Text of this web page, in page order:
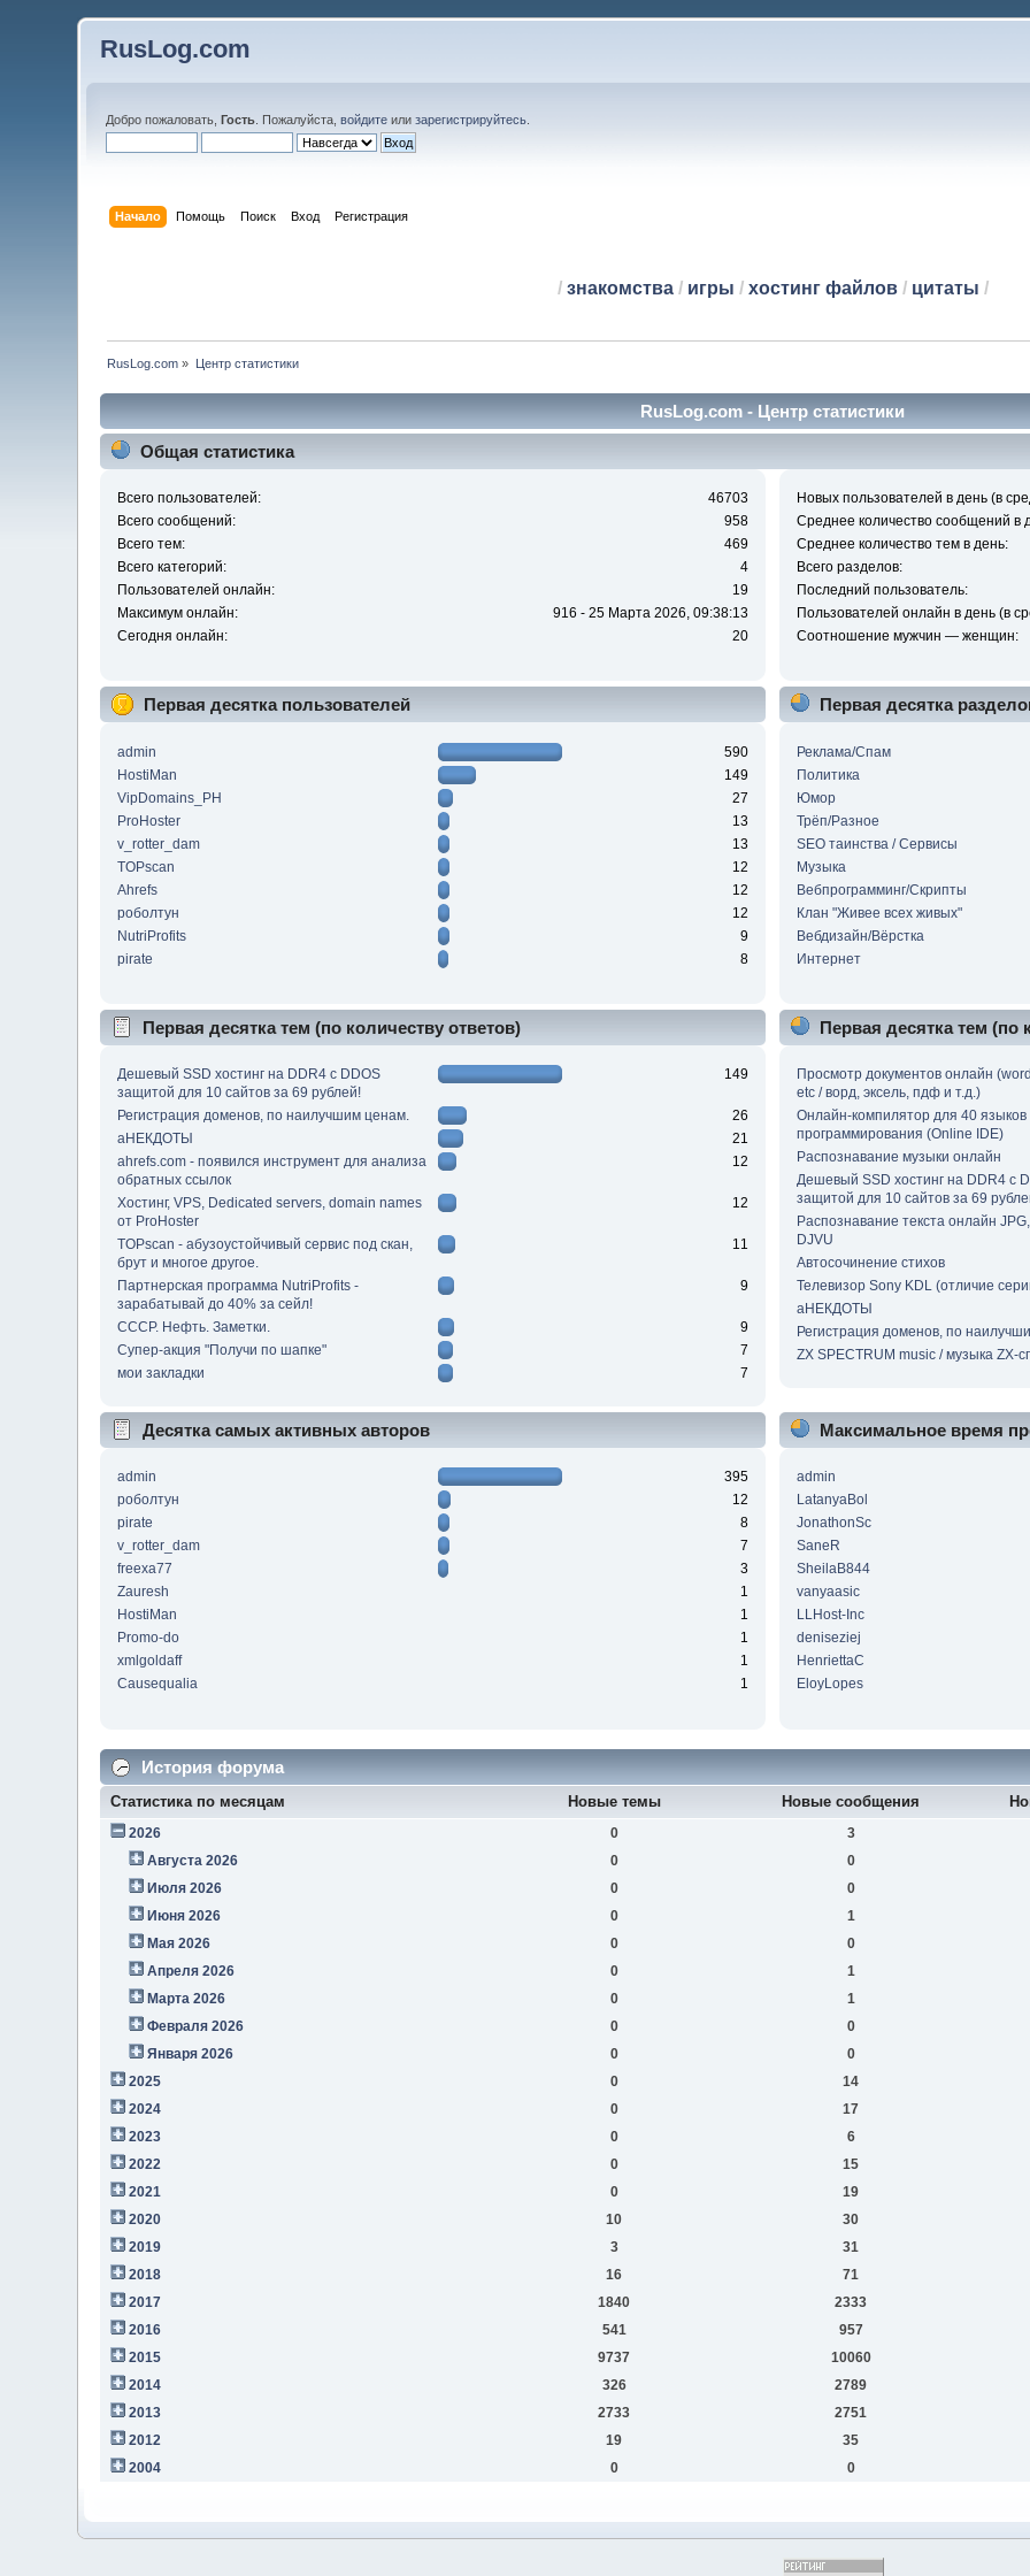
RusLog.com
Добро пожаловать,Гость . Пожалуйста,войдите илизарегистрируйтесь
Начало Помощь Поиск Вход Регистрация
/ знакомства/ игры / хостинг файлов/ цитаты /
RusLog.com » Центр статистики
RusLog.com - Центр статистики
Общая статистика
Всего пользователей:
46703
Всего сообщений:
958
Всего тем:
469
Всего категорий:
4
Пользователей онлайн:
19
Максимум онлайн:
916 - 25 Марта 2026, 09:38:13
Сегодня онлайн:
20
Новых пользователей в день (в
Среднее количество сообщений в
Среднее количество тем в день:
Всего разделов:
Последний пользователь:
Пользователей онлайн в день (в
Соотношение мужчин — женщин:
Первая десятка пользователей
admin
590
HostiMan
149
VipDomains_PH
27
ProHoster
13
v_rotter_dam
13
TOPscan
12
Ahrefs
12
роболтун
12
NutriProfits
9
pirate
8
Первая десятка
Реклама/Спам
Политика
Юмор
Трёп/Разное
SEO таинства / Сервисы
Музыка
Вебпрограмминг/Скрипты
Клан "Живее всех живых"
Вебдизайн/Вёрстка
Интернет
Первая десятка тем (по количеству ответов)
Дешевый SSD хостинг на DDR4 с DDOS
защитой для 10 сайтов за 69 рублей!
149
Регистрация доменов, по наилучшим ценам.
26
аНЕКДОТЫ
21
ahrefs.com - появился инструмент для анализа
обратных ссылок
12
Хостинг, VPS, Dedicated servers, domain names
от ProHoster
12
TOPscan - абузоустойчивый сервис под скан,
брут и многое другое.
11
Партнерская программа NutriProfits -
зарабатывай до 40% за сейл!
9
СССР. Нефть. Заметки.
9
Супер-акция "Получи по шапке"
7
мои закладки
7
Первая десятка тем (по
Просмотр документов онлайн
etc / ворд, эксель, пдф и т.д.)
Онлайн-компилятор для 40 языков
программирования (Online IDE)
Распознавание музыки онлайн
Дешевый SSD хостинг на DDR4 с
защитой для 10 сайтов за 69
Распознавание текста онлайн
DJVU
Автосочинение стихов
Телевизор Sony KDL (отличие
аНЕКДОТЫ
Регистрация доменов, по
ZX SPECTRUM music / музыка ZX-
Десятка самых активных авторов
admin
395
роболтун
12
pirate
8
v_rotter_dam
7
freexa77
3
Zauresh
1
HostiMan
1
Promo-do
1
xmlgoldaff
1
Causequalia
1
Максимальное время
admin
LatanyaBol
JonathonSc
SaneR
SheilaB844
vanyaasic
LLHost-Inc
deniseziej
HenriettaC
EloyLopes
История форума
Статистика по месяцам Новые темы Новые сообщения
2026 0
3
Августа 2026
0
0
Июля 2026
0
0
Июня 2026
0
1
Мая 2026
0
0
Апреля 2026
0
1
Марта 2026
0
1
Февраля 2026
0
0
Января 2026
0
0
2025
0
14
2024
0
17
2023
0
6
2022
0
15
2021
0
19
2020
10
30
2019
3
31
2018
16
71
2017
1840
2333
2016
541
957
2015
9737
10060
2014
326
2789
2013
2733
2751
2012
19
35
2004
0 0